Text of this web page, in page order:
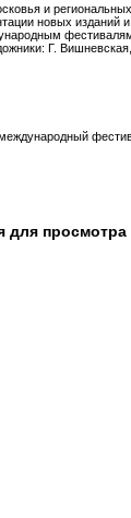
и региональных
новых изданий
Г.
для